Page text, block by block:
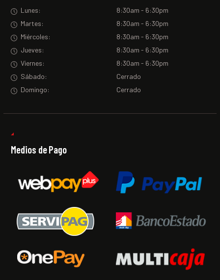
Lunes:
8:30am - 6:30pm
Martes:
8:30am - 6:30pm
Miércoles:
8:30am - 6:30pm
Jueves:
8:30am - 6:30pm
Viernes:
8:30am - 6:30pm
Sábado:
Cerrado
Domingo:
Cerrado
Medios de Pago